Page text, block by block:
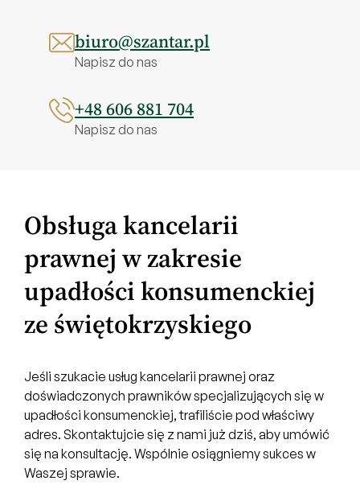
biuro@szantar.pl
Napisz do nas
+48 606 881 704
Napisz do nas
Obsługa kancelarii
prawnej w zakresie
upadłości konsumenckiej
ze świętokrzyskiego
Jeśli szukacie usług kancelarii prawnej oraz
doświadczonych prawników specjalizujących się w
upadłości konsumenckiej, trafiliście pod właściwy
adres. Skontaktujcie się z nami już dziś, aby umówić
się na konsultację. Wspólnie osiągniemy sukces w
Waszej sprawie.